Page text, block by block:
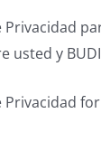
Privacidad
y